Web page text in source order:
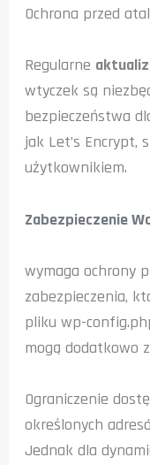
Ochrona przed
Regularne
wtyczek są
bezpieczeństwa
jak Let’s Encrypt,
użytkownikiem.
Zabezpieczenie
wymaga ochrony
zabezpieczenia,
pliku wp-
mogą dodatkowo
Ograniczenie
określonych
Jednak dla